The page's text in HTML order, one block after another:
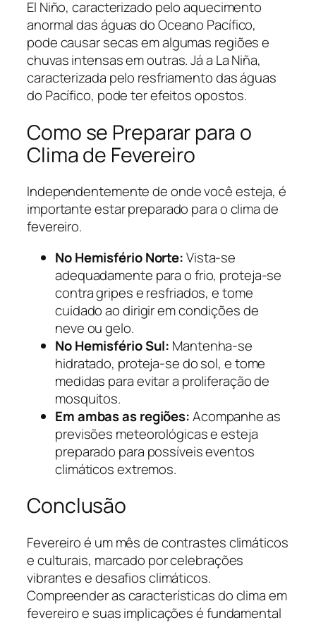
El Niño, caracterizado pelo aquecimento
anormal das águas do Oceano Pacífico,
pode causar secas em algumas regiões e
chuvas intensas em outras. Já a La Niña,
caracterizada pelo resfriamento das águas
do Pacífico, pode ter efeitos opostos.
Como se Preparar para o
Clima de Fevereiro
Independentemente de onde você esteja, é
importante estar preparado para o clima de
fevereiro.
No Hemisfério Norte:Vista-se
adequadamente para o frio, proteja-se
contra gripes e resfriados, e tome
cuidado ao dirigir em condições de
neve ou gelo.
No Hemisfério Sul: Mantenha-se
hidratado, proteja-se do sol, e tome
medidas para evitar a proliferação de
mosquitos.
Em ambas as regiões:Acompanhe as
previsões meteorológicas e esteja
preparado para possíveis eventos
climáticos extremos.
Conclusão
Fevereiro é um mês de contrastes climáticos
e culturais, marcado por celebrações
vibrantes e desafios climáticos.
Compreender as características do clima em
fevereiro e suas implicações é fundamental